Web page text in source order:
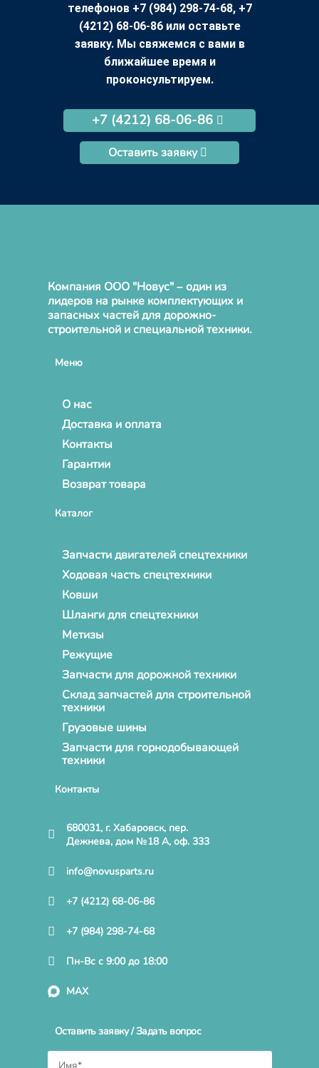
телефонов +7 (984) 298-74-68, +7
(4212) 68-06-86 или оставьте
заявку. Мы свяжемся с вами в
ближайшее время и
проконсультируем.
+7 (4212) 68-06-86
Оставить заявку
Компания ООО "Новус" – один из
лидеров на рынке комплектующих и
запасных частей для дорожно-
строительной и специальной техники.
Меню
О нас
Доставка и оплата
Контакты
Гарантии
Возврат товара
Каталог
Запчасти двигателей спецтехники
Ходовая часть спецтехники
Ковши
Шланги для спецтехники
Метизы
Режущие
Запчасти для дорожной техники
Склад запчастей для строительной
техники
Грузовые шины
Запчасти для горнодобывающей
техники
Контакты
680031, г. Хабаровск, пер.
Дежнева, дом №18 А, оф. 333
info@novusparts.ru
+7 (4212) 68-06-86
+7 (984) 298-74-68
Пн-Вс с 9:00 до 18:00
MAX
Оставить заявку / Задать вопрос